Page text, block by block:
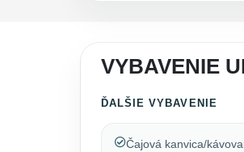
VYBAVENIE
ĎALŠIE VYBAVENIE
Čajová kanvica/